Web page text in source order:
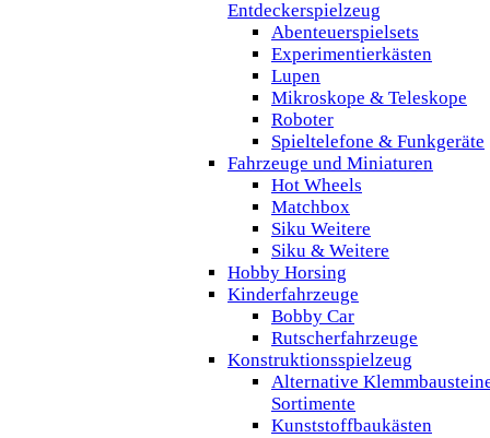
Entdeckerspielzeug
Abenteuerspielsets
Experimentierkästen
Lupen
Mikroskope & Teleskope
Roboter
Spieltelefone & Funkgeräte
Fahrzeuge und Miniaturen
Hot Wheels
Matchbox
Siku Weitere
Siku & Weitere
Hobby Horsing
Kinderfahrzeuge
Bobby Car
Rutscherfahrzeuge
Konstruktionsspielzeug
Alternative
Sortimente
Kunststoffbaukästen